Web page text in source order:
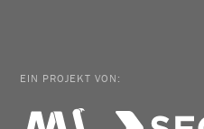
EIN PROJEKT VON: